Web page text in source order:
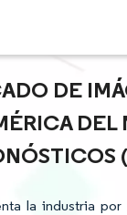
DE
DEL
la industria